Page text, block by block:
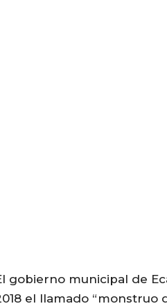
gobierno municipal de
el llamado “monstruo